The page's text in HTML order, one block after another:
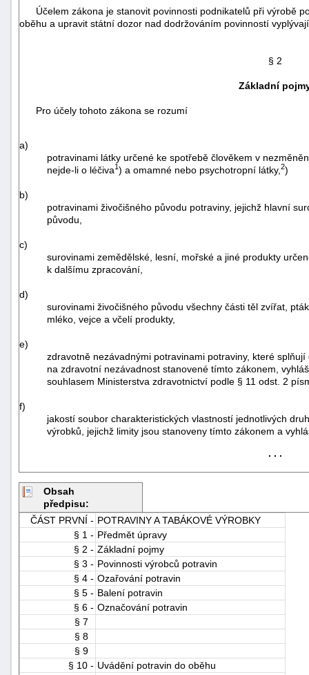
Účelem zákona je stanovit povinnosti podnikatelů při výrobě
oběhu a upravit státní dozor nad dodržováním povinností
§ 2
Základní
Pro účely tohoto zákona se rozumí
a)
potravinami látky určené ke spotřebě člověkem v
nejde-li o léčiva1 ) a omamné nebo psychotropní látky, 2)
b)
potravinami živočišného původu potraviny, jejichž hlavní
původu,
c)
surovinami zemědělské, lesní, mořské a jiné produkty
k dalšímu zpracování,
d)
surovinami živočišného původu všechny části těl zvířat,
mléko, vejce a včelí produkty,
e)
zdravotně nezávadnými potravinami potraviny, které
na zdravotní nezávadnost stanovené tímto zákonem,
souhlasem Ministerstva zdravotnictví podle § 11 odst. 2
f)
jakostí soubor charakteristických vlastností jednotlivých
výrobků, jejichž limity jsou stanoveny tímto zákonem a
. . .
Obsah
předpisu:
ČÁST PRVNÍ - POTRAVINY A TABÁKOVÉ VÝROBKY
§ 1 - Předmět úpravy
§ 2 - Základní pojmy
§ 3 - Povinnosti výrobců potravin
§ 4 - Ozařování potravin
§ 5 - Balení potravin
§ 6 - Označování potravin
§ 7
§ 8
§ 9
§ 10 - Uvádění potravin do oběhu